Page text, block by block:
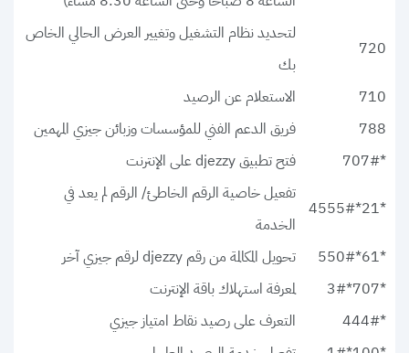
720
لتحديد نظام التشغيل وتغيير العرض الحالي الخاص
بك
710
الاستعلام عن الرصيد
788
فريق الدعم الفني للمؤسسات وزبائن جيزي المهمين
*707#
فتح تطبيق djezzy على الإنترنت
*21*4555#
تفعيل خاصية الرقم الخاطئ/ الرقم لم يعد في
الخدمة
*61*550#
تحويل المكالمة من رقم djezzy لرقم جيزي آخر
*707*3#
لمعرفة استهلاك باقة الإنترنت
*444#
التعرف على رصيد نقاط امتياز جيزي